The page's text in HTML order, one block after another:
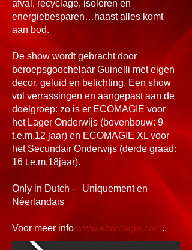
afval, recyclage, isoleren en
energiebesparen…haast alles komt
aan bod.
De show wordt gebracht door
beroepsgoochelaar Guinelli met eigen
decor, geluid en belichting. Een show
vol verrassingen en aangepast aan de
doelgroep: zo is er ECOMAGIE voor
het Lager Onderwijs (bovenbouw: 9
t.e.m.12 jaar) en ECOMAGIE XL voor
het Secundair Onderwijs (derde graad:
16 t.e.m.18jaar).
Only in Dutch - Uniquement en
Néerlandais
Voor meer info www.ecomagie.com.​